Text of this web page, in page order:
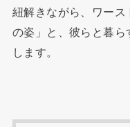
紐解きながら、ワース
の姿」と、彼らと暮ら
します。